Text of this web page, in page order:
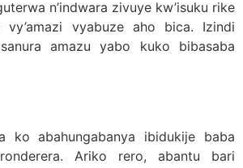
n’indwara zivuye kw’isuku rike
vy’amazi vyabuze aho bica. Izindi
amazu yabo kuko bibasaba
ko abahungabanya ibidukije baba
Ariko rero, abantu bari